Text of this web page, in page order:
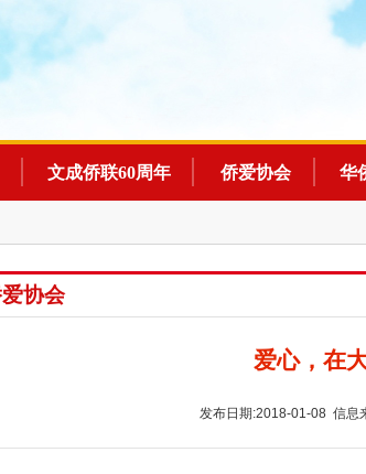
文成侨联60周年 侨爱协会 华
协会
爱心，在
发布日期:2018-01-08 信息